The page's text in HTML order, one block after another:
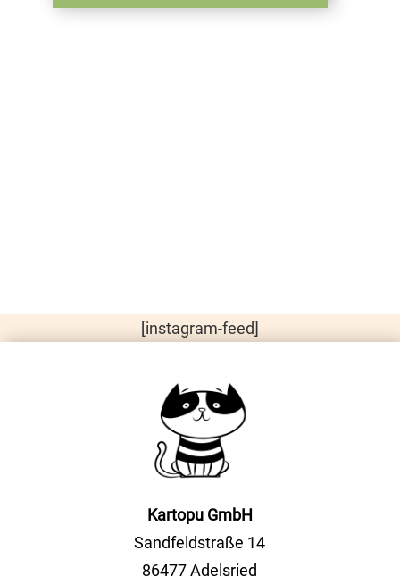
[instagram-feed]
Kartopu GmbH
Sandfeldstraße 14
86477 Adelsried